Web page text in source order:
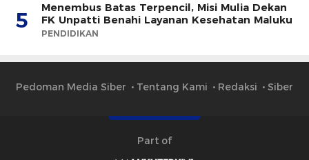
5
Menembus Batas Terpencil, Misi Mulia Dekan
FK Unpatti Benahi Layanan Kesehatan Maluku
PENDIDIKAN
Pedoman Media Siber Tentang Kami Redaksi Siber
Part of